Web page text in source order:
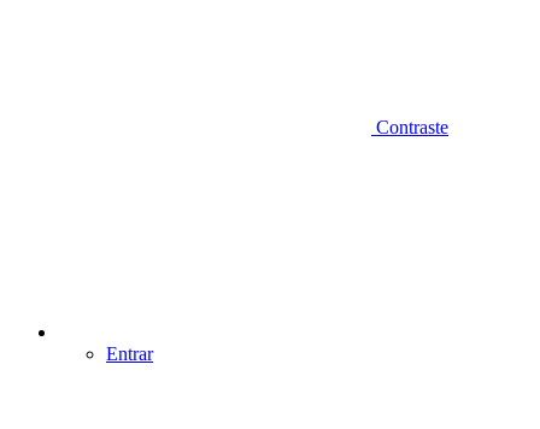
Contraste
Entrar